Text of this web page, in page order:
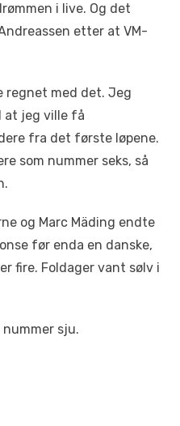
i live. Og det
etter at VM-
regnet med det. Jeg
at jeg ville få
fra det første løpene.
som nummer seks, så
og Marc Mäding endte
før enda en danske,
fire. Foldager vant sølv i
nummer sju.